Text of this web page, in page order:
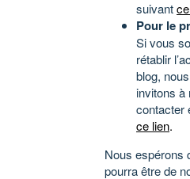
suivant
Pour le
Si vous
rétablir
blog,
invitons à
contacter
ce lien.
Nous espérons
pourra être de